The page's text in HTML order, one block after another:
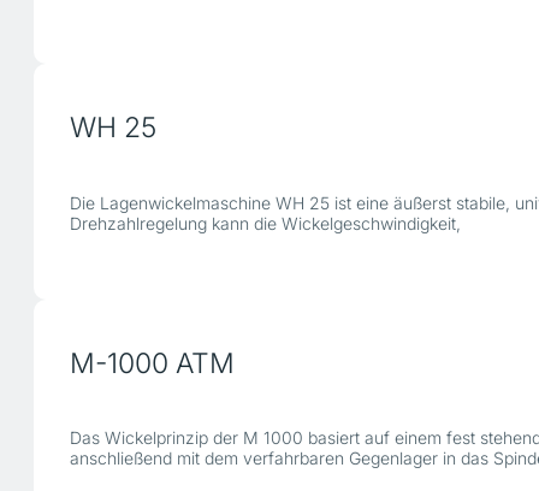
WH 25
Die Lagenwickelmaschine WH 25 ist eine äußerst stabile,
Drehzahlregelung kann die Wickelgeschwindigkeit,
M-1000 ATM
Das Wickelprinzip der M 1000 basiert auf einem fest
anschließend mit dem verfahrbaren Gegenlager in das